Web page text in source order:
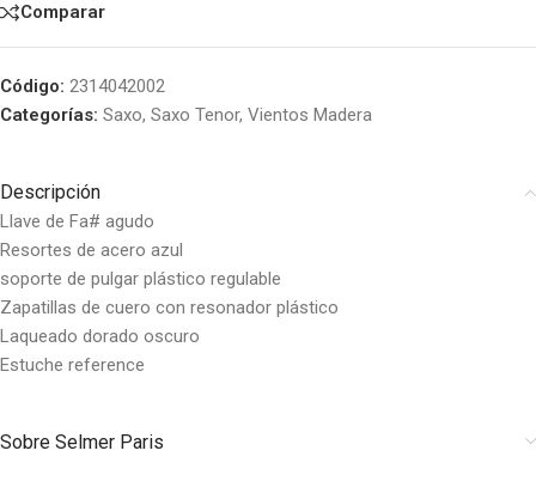
Comparar
Código: 2314042002
Categorías: Saxo, Saxo Tenor, Vientos Madera
Descripción
Llave de Fa# agudo
Resortes de acero azul
soporte de pulgar plástico regulable
Zapatillas de cuero con resonador plástico
Laqueado dorado oscuro
Estuche reference
Sobre Selmer Paris